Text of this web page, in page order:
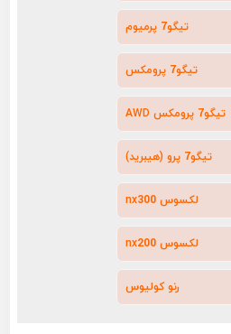
تیگو7 پرمیوم
تیگو7 پرومکس
تیگو7 پرومکس AWD
تیگو7 پرو (هیبرید)
لکسوس nx300
لکسوس nx200
رنو کولیوس